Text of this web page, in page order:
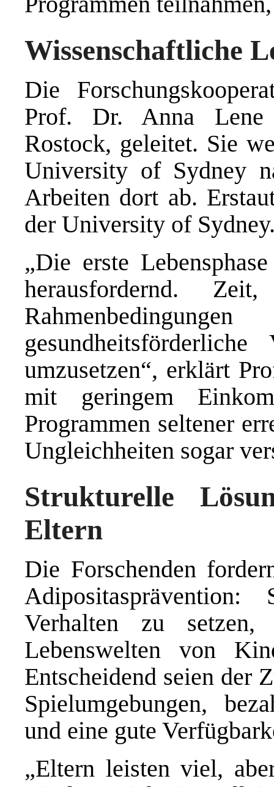
Wissenschaftliche
Die
Prof. Dr. Anna Lene
Rostock, geleitet. Sie
University of Sydney
Arbeiten dort ab.
der University of
„Die erste
herausfordernd.
gesundheitsförderliche
umzusetzen“, erklärt
mit geringem
Programmen seltener
Ungleichheiten sogar
Strukturelle
Eltern
Die Forschenden
Verhalten zu
Lebenswelten von
Entscheidend seien der
Spielumgebungen,
und eine gute
„Eltern leisten viel,